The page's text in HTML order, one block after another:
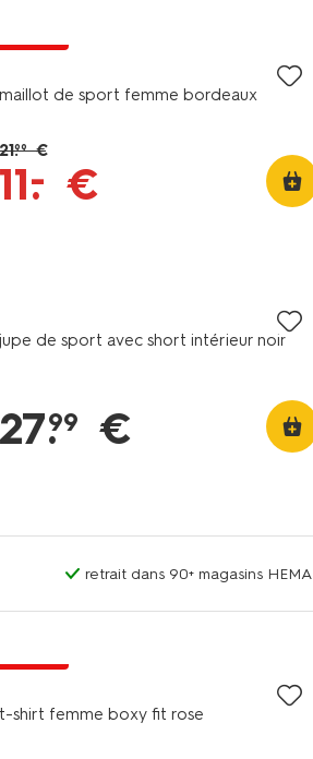
maillot de sport femme bordeaux
.99 €
.
– €
jupe de sport avec short intérieur noir
.
99 €
retrait dans 90+ magasins HEMA
t-shirt femme boxy fit rose